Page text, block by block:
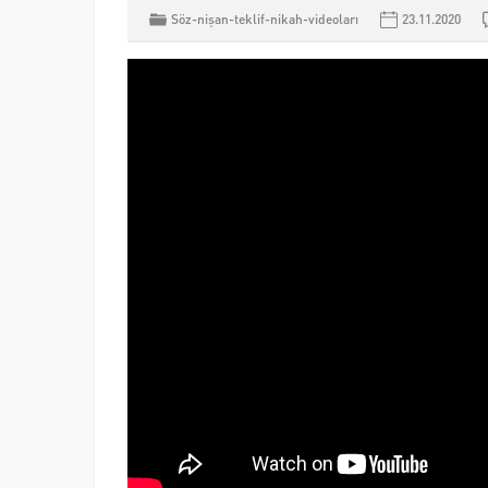
Söz-nişan-teklif-nikah-videoları 23.11.2020